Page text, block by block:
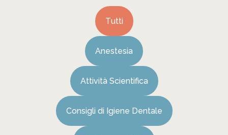
Anestesia
Attività Scientifica
Consigli di Igiene Dentale
Tutti